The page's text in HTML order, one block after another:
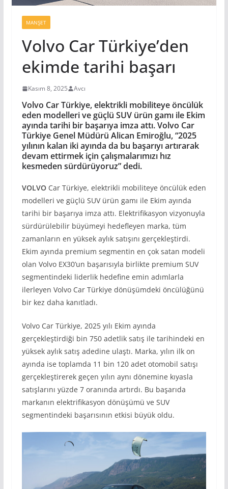
MANŞET
Volvo Car Türkiye’den
ekimde tarihi başarı
Kasım 8, 2025 Avcı
Volvo Car Türkiye, elektrikli mobiliteye öncülük
eden modelleri ve güçlü SUV ürün gamı ile Ekim
ayında tarihi bir başarıya imza attı. Volvo Car
Türkiye Genel Müdürü Alican Emiroğlu, “2025
yılının kalan iki ayında da bu başarıyı artırarak
devam ettirmek için çalışmalarımızı hız
kesmeden sürdürüyoruz”dedi.
VOLVOCar Türkiye, elektrikli mobiliteye öncülük eden
modelleri ve güçlü SUV ürün gamı ile Ekim ayında
tarihi bir başarıya imza attı. Elektrifikasyon vizyonuyla
sürdürülebilir büyümeyi hedefleyen marka, tüm
zamanların en yüksek aylık satışını gerçekleştirdi.
Ekim ayında premium segmentin en çok satan modeli
olan Volvo EX30’un başarısıyla birlikte premium SUV
segmentindeki liderlik hedefine emin adımlarla
ilerleyen Volvo Car Türkiye dönüşümdeki öncülüğünü
bir kez daha kanıtladı.
Volvo Car Türkiye, 2025 yılı Ekim ayında
gerçekleştirdiği bin 750 adetlik satış ile tarihindeki en
yüksek aylık satış adedine ulaştı. Marka, yılın ilk on
ayında ise toplamda 11 bin 120 adet otomobil satışı
gerçekleştirerek geçen yılın aynı dönemine kıyasla
satışlarını yüzde 7 oranında artırdı. Bu başarıda
markanın elektrifikasyon dönüşümü ve SUV
segmentindeki başarısının etkisi büyük oldu.